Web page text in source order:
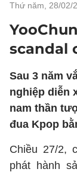
thứ năm, 28/02/
scandal
Sau 3 năm
nghiệp diễn
nam thần
đua Kpop
Chiều 27/2,
phát hành